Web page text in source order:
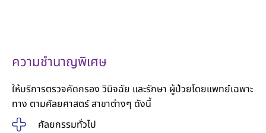
ความชำนาญพิเศษ
ให้บริการตรวจคัดกรอง วินิจฉัย และรักษา ผู้ป่วยโดยแพทย์เฉพาะ
ทาง ตามศัลยศาสตร์ สาขาต่างๆ ดังนี้
ศัลยกรรมทั่วไป